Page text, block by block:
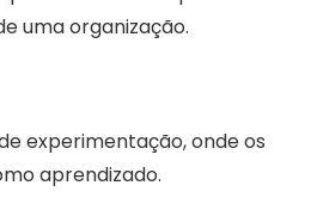
uma organização.
experimentação, onde os
aprendizado.